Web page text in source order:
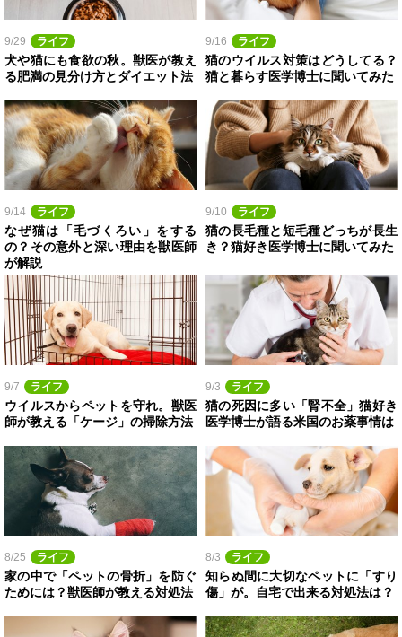
9/29 ライフ
犬や猫にも食欲の秋。獣医が教え
る肥満の見分け方とダイエット法
9/16 ライフ
猫のウイルス対策はどうしてる？
猫と暮らす医学博士に聞いてみた
9/14 ライフ
なぜ猫は「毛づくろい」をする
の？その意外と深い理由を獣医師
が解説
9/10 ライフ
猫の長毛種と短毛種どっちが長生
き？猫好き医学博士に聞いてみた
9/7 ライフ
ウイルスからペットを守れ。獣医
師が教える「ケージ」の掃除方法
9/3 ライフ
猫の死因に多い「腎不全」猫好き
医学博士が語る米国のお薬事情は
8/25 ライフ
家の中で「ペットの骨折」を防ぐ
ためには？獣医師が教える対処法
8/3 ライフ
知らぬ間に大切なペットに「すり
傷」が。自宅で出来る対処法は？